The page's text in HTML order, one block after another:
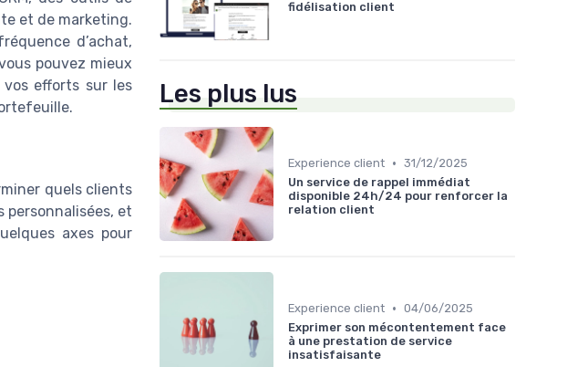
et de marketing.
d’achat,
pouvez mieux
efforts sur les
quels clients
et
axes pour
fidélisation client
Les plus lus
Experience client • 31/12/2025
Un service de rappel immédiat
disponible 24h/24 pour renforcer la
relation client
Experience client • 04/06/2025
Exprimer son mécontentement face
à une prestation de service
insatisfaisante